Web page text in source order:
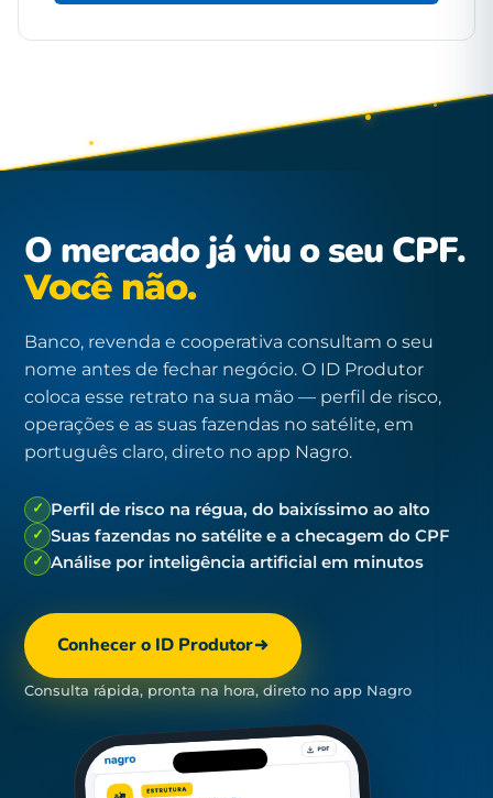
O mercado já viu o seu CPF.
Você não.
Banco, revenda e cooperativa consultam o seu
nome antes de fechar negócio. O ID Produtor
coloca esse retrato na sua mão — perfil de risco,
operações e as suas fazendas no satélite, em
português claro, direto no app Nagro.
✓ Perfil de risco na régua, do baixíssimo ao alto
✓ Suas fazendas no satélite e a checagem do CPF
✓ Análise por inteligência artificial em minutos
Conhecer o ID Produtor
Consulta rápida, pronta na hora, direto no app Nagro